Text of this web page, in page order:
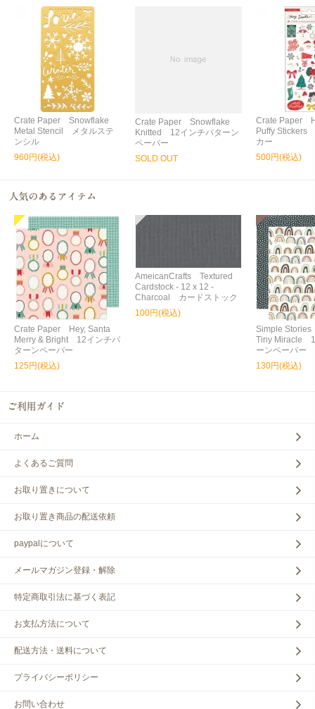
Crate Paper Snowflake
Metal Stencil メタルステ
ンシル
960円(税込)
Crate Paper Snowflake
Knitted 12インチパターン
ペーパー
SOLD OUT
Crate Paper
Puffy Stickers
カー
500円(税込)
Crate Paper Hey, Santa
Merry & Bright 12インチパ
ターンペーパー
125円(税込)
AmeicanCrafts Textured
Cardstock - 12 x 12 -
Charcoal カードストック
100円(税込)
Simple
Tiny Miracle
ーンペーパー
130円(税込)
ホーム
よくあるご質問
お取り置きについて
お取り置き商品の配送依頼
paypalについて
メールマガジン登録・解除
特定商取引法に基づく表記
お支払方法について
配送方法・送料について
プライバシーポリシー
お問い合わせ